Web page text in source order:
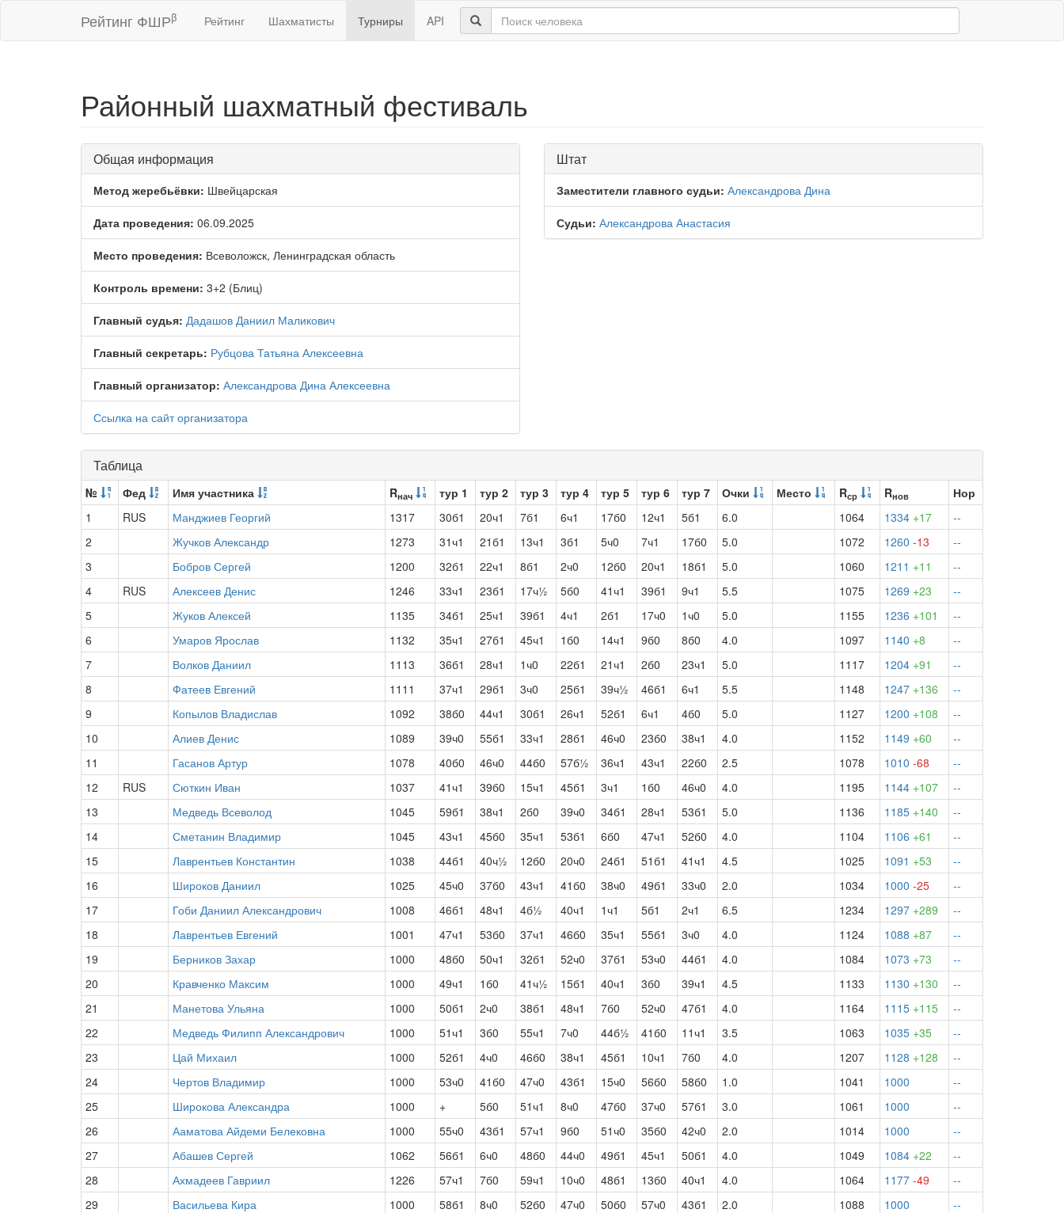
Рейтинг ФШРβ Рейтинг Шахматисты Турниры API
Районный шахматный фестиваль
Общая информация
Метод жеребьёвки: Швейцарская
Дата проведения: 06.09.2025
Место проведения: Всеволожск, Ленинградская область
Контроль времени: 3+2 (Блиц)
Главный судья: Дадашов Даниил Маликович
Главный секретарь: Рубцова Татьяна Алексеевна
Главный организатор: Александрова Дина Алексеевна
Ссылка на сайт организатора
Штат
Заместители главного судьи: Александрова Дина
Судьи: Александрова Анастасия
Таблица
№ Фед Имя участника Rнач тур 1 тур 2 тур 3 тур 4 тур 5 тур 6 тур 7 Очки Место Rср Rнов
Нор
1
RUS Манджиев Георгий 1317 30б1 20ч1 7б1 6ч1 17б0 12ч1 5б1 6.0 1064 1334 +17
--
2
Жучков Александр 1273 31ч1 21б1 13ч1 3б1 5ч0 7ч1 17б0 5.0 1072 1260 -13
--
3
Бобров Сергей 1200 32б1 22ч1 8б1 2ч0 12б0 20ч1 18б1 5.0 1060 1211 +11
--
4
RUS Алексеев Денис 1246 33ч1 23б1 17ч½ 5б0 41ч1 39б1 9ч1 5.5 1075 1269 +23
--
5
Жуков Алексей 1135 34б1 25ч1 39б1 4ч1 2б1 17ч0 1ч0 5.0 1155 1236 +101
--
6
Умаров Ярослав 1132 35ч1 27б1 45ч1 1б0 14ч1 9б0 8б0 4.0 1097 1140 +8
--
7
Волков Даниил 1113 36б1 28ч1 1ч0 22б1 21ч1 2б0 23ч1 5.0 1117 1204 +91
--
8
Фатеев Евгений 1111 37ч1 29б1 3ч0 25б1 39ч½ 46б1 6ч1 5.5 1148 1247 +136
--
9
Копылов Владислав 1092 38б0 44ч1 30б1 26ч1 52б1 6ч1 4б0 5.0 1127 1200 +108
--
10
Алиев Денис 1089 39ч0 55б1 33ч1 28б1 46ч0 23б0 38ч1 4.0 1152 1149 +60
--
11
Гасанов Артур 1078 40б0 46ч0 44б0 57б½ 36ч1 43ч1 22б0 2.5 1078 1010 -68
--
12
RUS Сюткин Иван 1037 41ч1 39б0 15ч1 45б1 3ч1 1б0 46ч0 4.0 1195 1144 +107
--
13
Медведь Всеволод 1045 59б1 38ч1 2б0 39ч0 34б1 28ч1 53б1 5.0 1136 1185 +140
--
14
Сметанин Владимир 1045 43ч1 45б0 35ч1 53б1 6б0 47ч1 52б0 4.0 1104 1106 +61
--
15
Лаврентьев Константин 1038 44б1 40ч½ 12б0 20ч0 24б1 51б1 41ч1 4.5 1025 1091 +53
--
16
Широков Даниил 1025 45ч0 37б0 43ч1 41б0 38ч0 49б1 33ч0 2.0 1034 1000 -25
--
17
Гоби Даниил Александрович 1008 46б1 48ч1 4б½ 40ч1 1ч1 5б1 2ч1 6.5 1234 1297 +289
--
18
Лаврентьев Евгений 1001 47ч1 53б0 37ч1 46б0 35ч1 55б1 3ч0 4.0 1124 1088 +87
--
19
Берников Захар 1000 48б0 50ч1 32б1 52ч0 37б1 53ч0 44б1 4.0 1084 1073 +73
--
20
Кравченко Максим 1000 49ч1 1б0 41ч½ 15б1 40ч1 3б0 39ч1 4.5 1133 1130 +130
--
21
Манетова Ульяна 1000 50б1 2ч0 38б1 48ч1 7б0 52ч0 47б1 4.0 1164 1115 +115
--
22
Медведь Филипп Александрович 1000 51ч1 3б0 55ч1 7ч0 44б½ 41б0 11ч1 3.5 1063 1035 +35
--
23
Цай Михаил 1000 52б1 4ч0 46б0 38ч1 45б1 10ч1 7б0 4.0 1207 1128 +128
--
24
Чертов Владимир 1000 53ч0 41б0 47ч0 43б1 15ч0 56б0 58б0 1.0 1041 1000
--
25
Широкова Александра 1000 + 5б0 51ч1 8ч0 47б0 37ч0 57б1 3.0 1061 1000
--
26
Ааматова Айдеми Белековна 1000 55ч0 43б1 57ч1 9б0 51ч0 35б0 42ч0 2.0 1014 1000
--
27
Абашев Сергей 1062 56б1 6ч0 48б0 44ч0 49б1 45ч1 50б1 4.0 1049 1084 +22
--
28
Ахмадеев Гавриил 1226 57ч1 7б0 59ч1 10ч0 48б1 13б0 40ч1 4.0 1064 1177 -49
--
29
Васильева Кира 1000 58б1 8ч0 52б0 47ч0 50б0 57ч0 43б1 2.0 1088 1000
--